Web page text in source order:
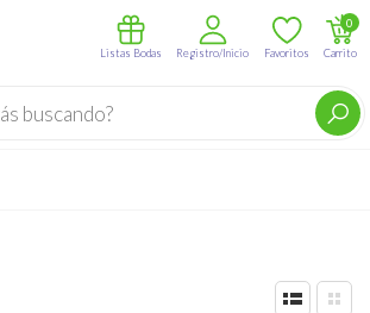
Listas Bodas Registro/Inicio Favoritos Carrito
0